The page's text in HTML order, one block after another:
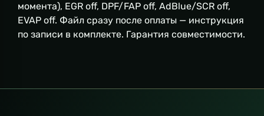
момента), EGR off, DPF/FAP off, AdBlue/SCR off,
EVAP off. Файл сразу после оплаты — инструкция
по записи в комплекте. Гарантия совместимости.